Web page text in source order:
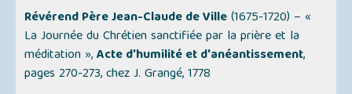
Révérend Père Jean-Claude de Ville(1675-1720) –«
La Journée du Chrétien sanctifiée par la prière et la
méditation »,Acte d'humilité et d'anéantissement,
pages 270-273, chez J. Grangé, 1778